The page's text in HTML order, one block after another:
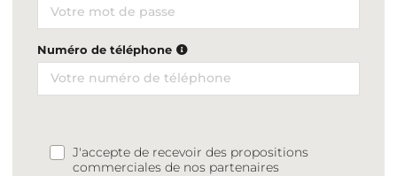
Numéro de téléphone
J'accepte de recevoir des propositions
commerciales de nos partenaires